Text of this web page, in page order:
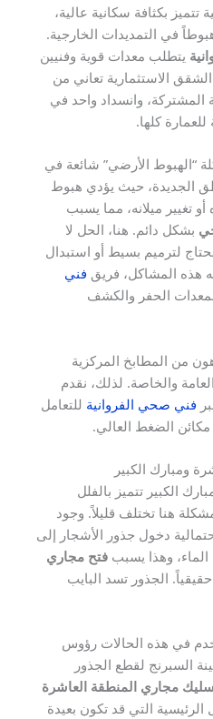
تتميز بكثافة سكانية عالية،
في التمديدات الخارجية.
يتطلب معدات قوية وفنيين
الاستثمارية تعاني من
وانسداد واحد في
كلها.
“الهبوط الأرضي” شائعة في
الجديدة، حيث يؤدي هبوط
تغيير ميلانه، مما يسبب
بشكل دائم. هنا، الحل لا
لترميم بسيط أو استبدال
هذه المشاكل، فريق فني
الحفر والكشف
من المطابخ المركزية
والخاصة. لذلك، نقدم
فني صحي الفروانية للتعامل
مكائن الضغط العالي.
ومبارك الكبير
الكبير تتميز بالفلل
هنا تختلف قليلاً. وجود
دخول جذور الأشجار إلى
وهذا يسبب فتح مجاري
الجذور تسد البايب
في هذه الحالات رؤوس
السبرنج لقطع الجذور
مجاري المنطقة العاشرة
الرئيسية التي قد تكون بعيدة